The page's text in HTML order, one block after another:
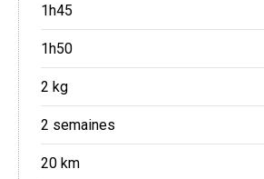
1h45
1h50
2 kg
2 semaines
20 km